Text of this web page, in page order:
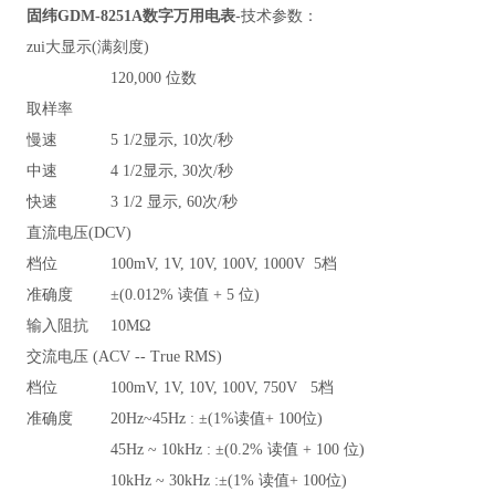
固纬GDM-8251A数字万用电表-技术参数：
zui大显示(满刻度)
120,000 位数
取样率
慢速
5 1/2显示, 10次/秒
中速
4 1/2显示, 30次/秒
快速
3 1/2 显示, 60次/秒
直流电压(DCV)
档位
100mV, 1V, 10V, 100V, 1000V 5档
准确度
±(0.012% 读值 + 5 位)
输入阻抗
10MΩ
交流电压 (ACV -- True RMS)
档位
100mV, 1V, 10V, 100V, 750V 5档
准确度
20Hz~45Hz : ±(1%读值+ 100位)
45Hz ~ 10kHz : ±(0.2% 读值 + 100 位)
10kHz ~ 30kHz :±(1% 读值+ 100位)